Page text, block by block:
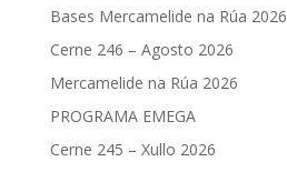
Bases Mercamelide na Rúa 2026
Cerne 246 – Agosto 2026
Mercamelide na Rúa 2026
PROGRAMA EMEGA
Cerne 245 – Xullo 2026